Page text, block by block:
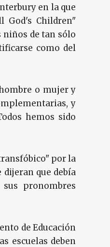
en la que
God's Children"
niños de tan sólo
como del
o mujer y
y
hemos sido
por la
dijeran que debía
pronombres
de Educación
escuelas deben